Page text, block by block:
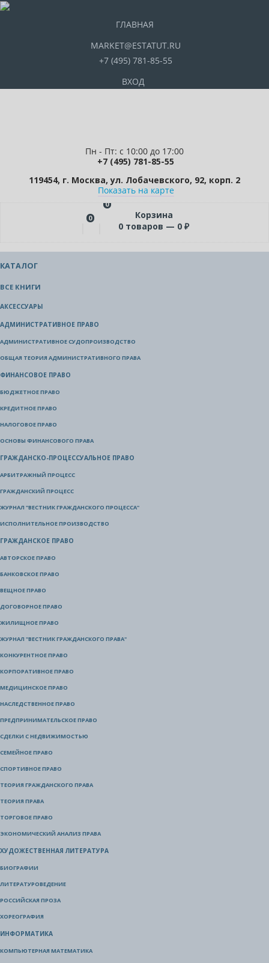
ГЛАВНАЯ
MARKET@ESTATUT.RU
+7 (495) 781-85-55
ВХОД
Пн - Пт: с 10:00 до 17:00
+7 (495) 781-85-55
119454, г. Москва, ул. Лобачевского, 92, корп. 2
Показать на карте
0
0
Корзина
0 товаров — 0 ₽
КАТАЛОГ
ВСЕ КНИГИ
АКСЕССУАРЫ
АДМИНИСТРАТИВНОЕ ПРАВО
АДМИНИСТРАТИВНОЕ СУДОПРОИЗВОДСТВО
ОБЩАЯ ТЕОРИЯ АДМИНИСТРАТИВНОГО ПРАВА
ФИНАНСОВОЕ ПРАВО
БЮДЖЕТНОЕ ПРАВО
КРЕДИТНОЕ ПРАВО
НАЛОГОВОЕ ПРАВО
ОСНОВЫ ФИНАНСОВОГО ПРАВА
ГРАЖДАНСКО-ПРОЦЕССУАЛЬНОЕ ПРАВО
АРБИТРАЖНЫЙ ПРОЦЕСС
ГРАЖДАНСКИЙ ПРОЦЕСС
ЖУРНАЛ "ВЕСТНИК ГРАЖДАНСКОГО ПРОЦЕССА"
ИСПОЛНИТЕЛЬНОЕ ПРОИЗВОДСТВО
ГРАЖДАНСКОЕ ПРАВО
АВТОРСКОЕ ПРАВО
БАНКОВСКОЕ ПРАВО
ВЕЩНОЕ ПРАВО
ДОГОВОРНОЕ ПРАВО
ЖИЛИЩНОЕ ПРАВО
ЖУРНАЛ "ВЕСТНИК ГРАЖДАНСКОГО ПРАВА"
КОНКУРЕНТНОЕ ПРАВО
КОРПОРАТИВНОЕ ПРАВО
МЕДИЦИНСКОЕ ПРАВО
НАСЛЕДСТВЕННОЕ ПРАВО
ПРЕДПРИНИМАТЕЛЬСКОЕ ПРАВО
СДЕЛКИ С НЕДВИЖИМОСТЬЮ
СЕМЕЙНОЕ ПРАВО
СПОРТИВНОЕ ПРАВО
ТЕОРИЯ ГРАЖДАНСКОГО ПРАВА
ТЕОРИЯ ПРАВА
ТОРГОВОЕ ПРАВО
ЭКОНОМИЧЕСКИЙ АНАЛИЗ ПРАВА
ХУДОЖЕСТВЕННАЯ ЛИТЕРАТУРА
БИОГРАФИИ
ЛИТЕРАТУРОВЕДЕНИЕ
РОССИЙСКАЯ ПРОЗА
ХОРЕОГРАФИЯ
ИНФОРМАТИКА
КОМПЬЮТЕРНАЯ МАТЕМАТИКА